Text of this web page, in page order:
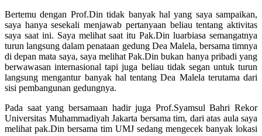
Bertemu dengan Prof.Din tidak banyak hal yang saya sampaikan,
saya hanya sesekali menjawab pertanyaan beliau tentang aktivitas
saya saat ini. Saya melihat saat itu Pak.Din luarbiasa semangatnya
turun langsung dalam penataan gedung Dea Malela, bersama timnya
di depan mata saya, saya melihat Pak.Din bukan hanya pribadi yang
berwawasan internasional tapi juga beliau tidak segan untuk turun
langsung mengantur banyak hal tentang Dea Malela terutama dari
sisi pembangunan gedungnya.
Pada saat yang bersamaan hadir juga Prof.Syamsul Bahri Rekor
Universitas Muhammadiyah Jakarta bersama tim, dari atas aula saya
melihat pak.Din bersama tim UMJ sedang mengecek banyak lokasi